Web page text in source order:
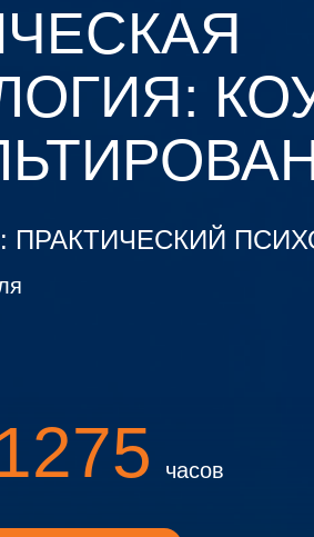
ПРАКТИЧЕСКИЙ
часов